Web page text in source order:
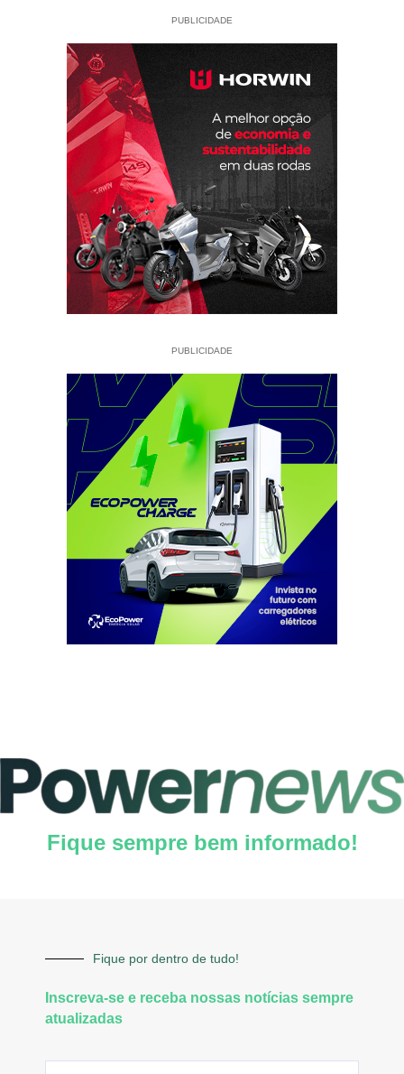
PUBLICIDADE
PUBLICIDADE
Fique sempre bem informado!
Fique por dentro de tudo!
Inscreva-se e receba nossas notícias sempre
atualizadas